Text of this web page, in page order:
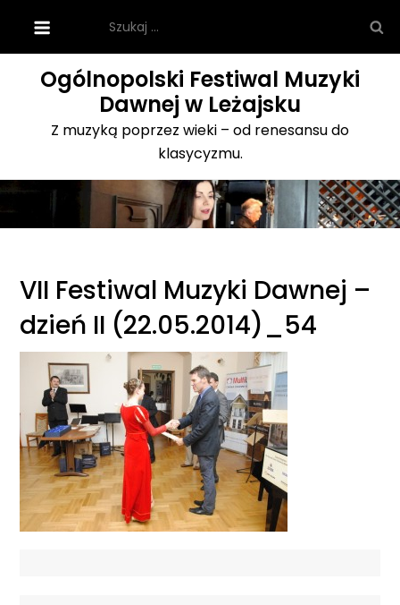
content
Ogólnopolski Festiwal Muzyki
Dawnej w Leżajsku
Z muzyką poprzez wieki – od renesansu do
klasycyzmu.
VII Festiwal Muzyki Dawnej –
dzień II (22.05.2014)_54